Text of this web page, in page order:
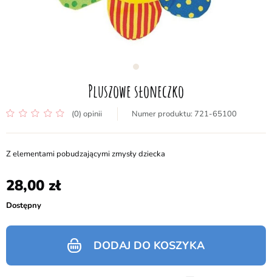
Pluszowe słoneczko
(0) opinii 721-65100
Z elementami pobudzającymi zmysły dziecka
28,00
Dostępny
DODAJ DO KOSZYKA